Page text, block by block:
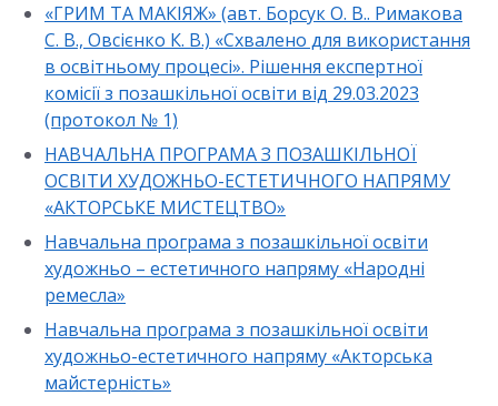
«ГРИМ ТА МАКІЯЖ» (авт. Борсук О. В.. Римакова
С. В., Овсієнко К. В.) «Схвалено для використання
в освітньому процесі». Рішення експертної
комісії з позашкільної освіти від 29.03.2023
(протокол № 1)
НАВЧАЛЬНА ПРОГРАМА З ПОЗАШКІЛЬНОЇ
ОСВІТИ ХУДОЖНЬО-ЕСТЕТИЧНОГО НАПРЯМУ
«АКТОРСЬКЕ МИСТЕЦТВО»
Навчальна програма з позашкільної освіти
художньо – естетичного напряму «Народні
ремесла»
Навчальна програма з позашкільної освіти
художньо-естетичного напряму «Акторська
майстерність»